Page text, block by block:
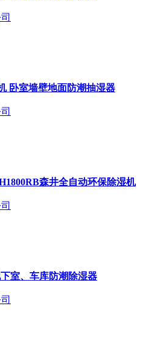
卧室墙壁地面防潮抽湿器
森井全自动环保除湿机
室、车库防潮除湿器